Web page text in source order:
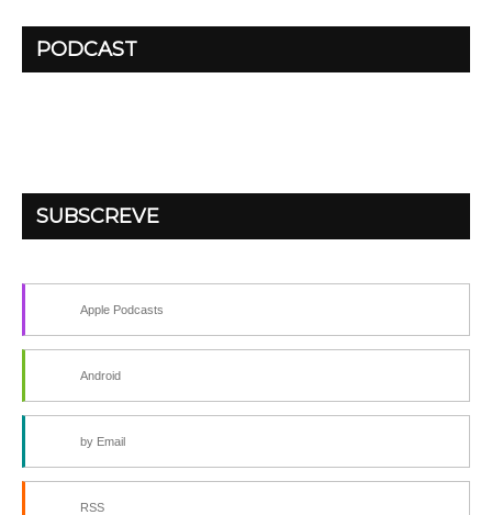
PODCAST
SUBSCREVE
Apple Podcasts
Android
by Email
RSS